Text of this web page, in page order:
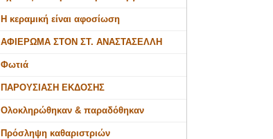
Η κεραμική είναι αφοσίωση
ΑΦΙΕΡΩΜΑ ΣΤΟΝ ΣΤ. ΑΝΑΣΤΑΣΕΛΛΗ
Φωτιά
ΠΑΡΟΥΣΙΑΣΗ ΕΚΔΟΣΗΣ
Ολοκληρώθηκαν & παραδόθηκαν
Πρόσληψη καθαριστριών